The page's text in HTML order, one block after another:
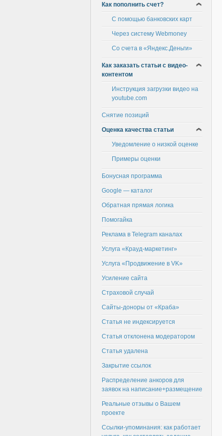
Как пополнить счет?
С помощью банковских карт
Через систему Webmoney
Со счета в «Яндекс.Деньги»
Как заказать статьи с видео-
контентом
Инструкция загрузки видео на
youtube.com
Снятие позиций
Оценка качества статьи
Уведомление о низкой оценке
Примеры оценки
Бонусная программа
Google — каталог
Обратная прямая логика
Помогайка
Реклама в Telegram каналах
Услуга «Крауд-маркетинг»
Услуга «Продвижение в VK»
Усиление сайта
Страховой случай
Сайты-доноры от «Краба»
Статья не индексируется
Статья отклонена модератором
Статья удалена
Закрытие ссылок
Распределение анкоров для
заявок на написание+размещение
Реальные отзывы о Вашем
проекте
Ссылки-упоминания: как работает